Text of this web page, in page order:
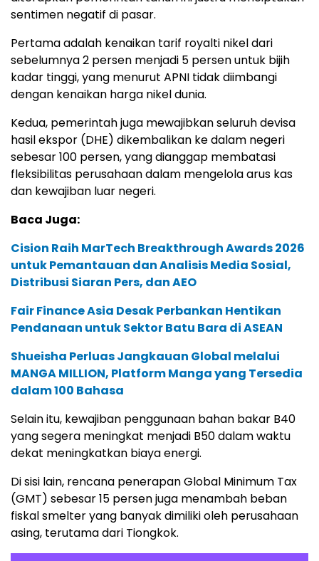
sentimen negatif di pasar.
Pertama adalah kenaikan tarif royalti nikel dari
sebelumnya 2 persen menjadi 5 persen untuk bijih
kadar tinggi, yang menurut APNI tidak diimbangi
dengan kenaikan harga nikel dunia.
Kedua, pemerintah juga mewajibkan seluruh devisa
hasil ekspor (DHE) dikembalikan ke dalam negeri
sebesar 100 persen, yang dianggap membatasi
fleksibilitas perusahaan dalam mengelola arus kas
dan kewajiban luar negeri.
Baca Juga:
Cision Raih MarTech Breakthrough Awards 2026
untuk Pemantauan dan Analisis Media Sosial,
Distribusi Siaran Pers, dan AEO
Fair Finance Asia Desak Perbankan Hentikan
Pendanaan untuk Sektor Batu Bara di ASEAN
Shueisha Perluas Jangkauan Global melalui
MANGA MILLION, Platform Manga yang Tersedia
dalam 100 Bahasa
Selain itu, kewajiban penggunaan bahan bakar B40
yang segera meningkat menjadi B50 dalam waktu
dekat meningkatkan biaya energi.
Di sisi lain, rencana penerapan Global Minimum Tax
(GMT) sebesar 15 persen juga menambah beban
fiskal smelter yang banyak dimiliki oleh perusahaan
asing, terutama dari Tiongkok.